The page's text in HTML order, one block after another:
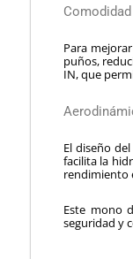
Para
puños,
IN, que
El diseño
facilita la
rendimiento
Este mono
seguridad y